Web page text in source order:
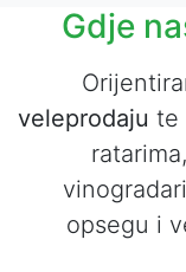
Gdje
veleprodaju te
opsegu i